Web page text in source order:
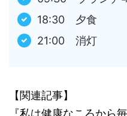
18:30 夕食
21:00 消灯
【関連記事】
『私は健康なころから